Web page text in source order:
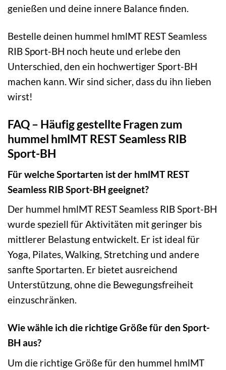
genießen und deine innere Balance finden.
Bestelle deinen hummel hmlMT REST Seamless
RIB Sport-BH noch heute und erlebe den
Unterschied, den ein hochwertiger Sport-BH
machen kann. Wir sind sicher, dass du ihn lieben
wirst!
FAQ – Häufig gestellte Fragen zum
hummel hmlMT REST Seamless RIB
Sport-BH
Für welche Sportarten ist der hmlMT REST
Seamless RIB Sport-BH geeignet?
Der hummel hmlMT REST Seamless RIB Sport-BH
wurde speziell für Aktivitäten mit geringer bis
mittlerer Belastung entwickelt. Er ist ideal für
Yoga, Pilates, Walking, Stretching und andere
sanfte Sportarten. Er bietet ausreichend
Unterstützung, ohne die Bewegungsfreiheit
einzuschränken.
Wie wähle ich die richtige Größe für den Sport-
BH aus?
Um die richtige Größe für den hummel hmlMT